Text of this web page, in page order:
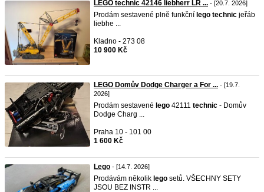
LEGO technic 42146 liebherr LR ... - [20.7. 2026]
Prodám sestavené plně funkční lego technic jeřáb
liebhe ...
Kladno - 273 08
10 900 Kč
LEGO Domův Dodge Charger a For ... - [19.7.
2026]
Prodám sestavené lego 42111 technic - Domův
Dodge Charg ...
Praha 10 - 101 00
1 600 Kč
Lego - [14.7. 2026]
Prodávám několik lego setů. VŠECHNY SETY
JSOU BEZ INSTR ...